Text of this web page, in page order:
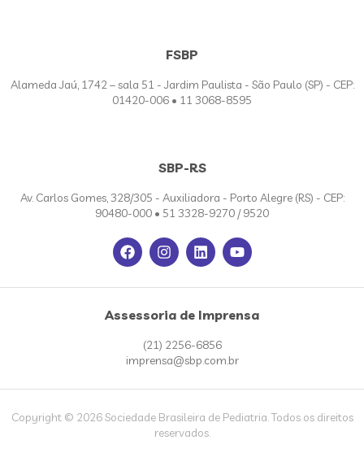
FSBP
Alameda Jaú, 1742 – sala 51 - Jardim Paulista - São Paulo (SP) - CEP:
01420-006 • 11 3068-8595
SBP-RS
Av. Carlos Gomes, 328/305 - Auxiliadora - Porto Alegre (RS) - CEP:
90480-000 • 51 3328-9270 / 9520
Assessoria de Imprensa
(21) 2256-6856
imprensa@sbp.com.br
Copyright © 2026 Sociedade Brasileira de Pediatria. Todos os direitos
reservados.